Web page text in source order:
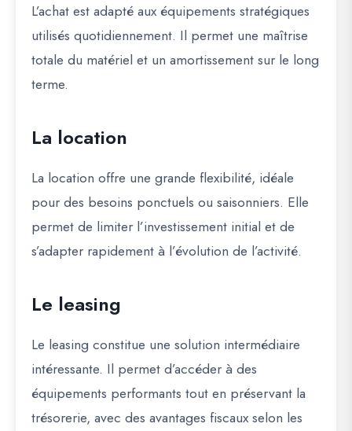
L’achat est adapté aux équipements stratégiques
utilisés quotidiennement. Il permet une maîtrise
totale du matériel et un amortissement sur le long
terme.
La location
La location offre une grande flexibilité, idéale
pour des besoins ponctuels ou saisonniers. Elle
permet de limiter l’investissement initial et de
s’adapter rapidement à l’évolution de l’activité.
Le leasing
Le leasing constitue une solution intermédiaire
intéressante. Il permet d’accéder à des
équipements performants tout en préservant la
trésorerie, avec des avantages fiscaux selon les